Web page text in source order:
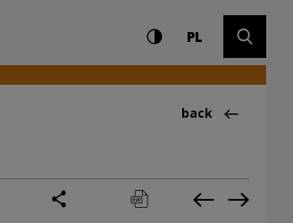
Settings and search
High contrast
PLCHANGE
Back
back
print pobierz Previous
Next